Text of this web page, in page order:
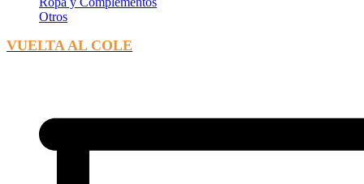
Otros
VUELTA AL COLE